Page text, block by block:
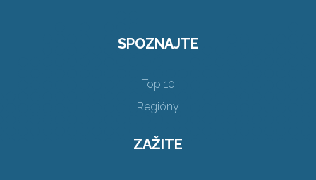
SPOZNAJTE
Top 10
Regióny
ZAŽITE